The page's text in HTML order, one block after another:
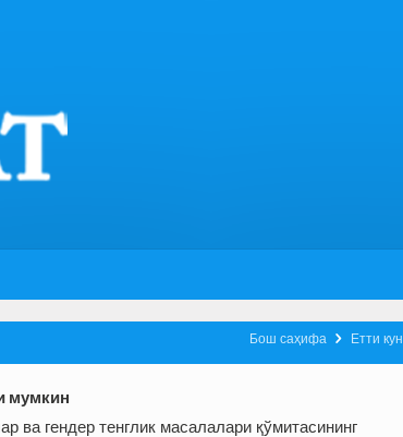
Етти кун

Бош саҳифа
мумкин
ва гендер тенглик масалалари қўмитасининг